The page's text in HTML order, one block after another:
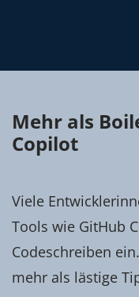
Mehr als
Copilot
Viele
Tools wie GitHub
Codeschreiben
mehr als lästige